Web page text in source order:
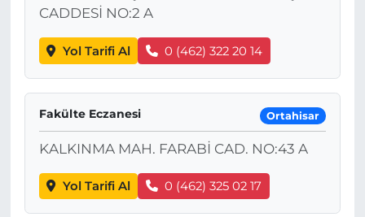
CADDESİ NO:2 A
Yol Tarifi Al 0 (462) 322 20 14
Fakülte Eczanesi Ortahisar
KALKINMA MAH. FARABİ CAD. NO:43 A
Yol Tarifi Al 0 (462) 325 02 17